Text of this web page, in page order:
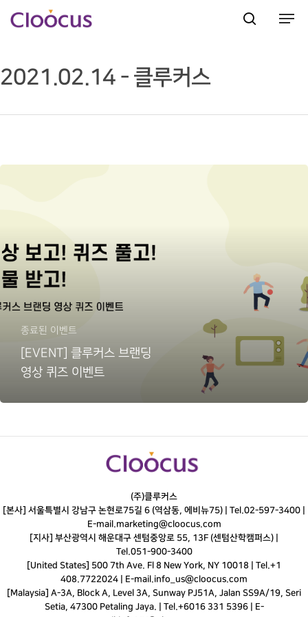
Hit enter to search or ESC to close
2021.02.14 - 클루커스
종료된 이벤트
[EVENT] 클루커스 브랜딩
영상 퀴즈 이벤트
(주)클루커스
[본사] 서울특별시 강남구 논현로75길 6 (역삼동, 에비뉴75) | Tel.02-597-3400
E-mail.marketing@cloocus.com
[지사] 부산광역시 해운대구 센텀중앙로 55, 13F (센텀산학캠퍼스) |
Tel.051-900-3400
[United States] 500 7th Ave. Fl 8 New York, NY 10018 | Tel.+1
408.7722024 | E-mail.info_us@cloocus.com
[Malaysia] A-3A, Block A, Level 3A, Sunway PJ51A, Jalan SS9A/19, Seri
Setia, 47300 Petaling Jaya. | Tel.+6016 331 5396 | E-